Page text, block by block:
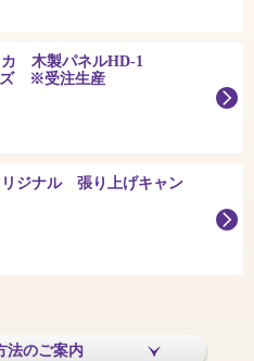
カ 木製パネルHD-1
ズ ※受注生産
リジナル 張り上げキャン
法のご案内